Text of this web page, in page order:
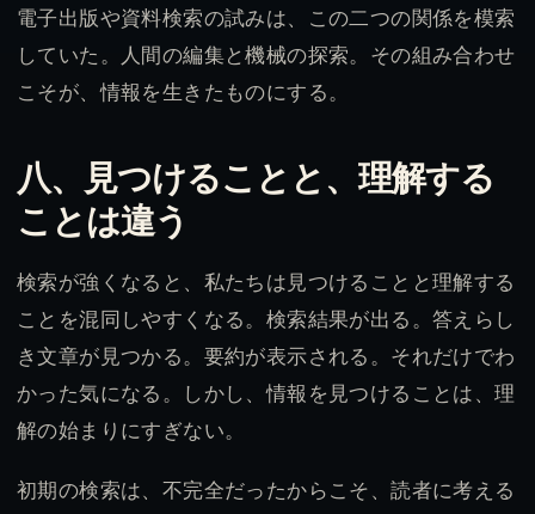
電子出版や資料検索の試みは、この二つの関係を模索
していた。人間の編集と機械の探索。その組み合わせ
こそが、情報を生きたものにする。
八、見つけることと、理解する
ことは違う
検索が強くなると、私たちは見つけることと理解する
ことを混同しやすくなる。検索結果が出る。答えらし
き文章が見つかる。要約が表示される。それだけでわ
かった気になる。しかし、情報を見つけることは、理
解の始まりにすぎない。
初期の検索は、不完全だったからこそ、読者に考える